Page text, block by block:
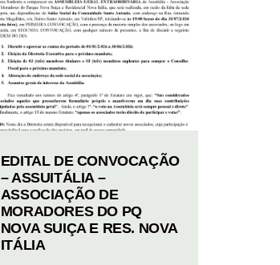
EDITAL DE CONVOCAÇÃO
– ASSUITÁLIA –
ASSOCIAÇÃO DE
MORADORES DO PQ
NOVA SUIÇA E RES. NOVA
ITÁLIA